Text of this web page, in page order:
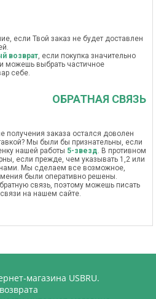
если Твой заказ не будет доставлен
возврат, если покупка значительно
можешь выбрать частичное
себе.
ОБРАТНАЯ СВЯЗЬ
получения заказа остался доволен
Мы были бы признательны, если
нашей работы 5-звезд. В противном
если прежде, чем указывать 1,2 или
Мы сделаем все возможное,
были оперативно решены.
связь, поэтому можешь писать
на нашем сайте.
магазина USBRU.